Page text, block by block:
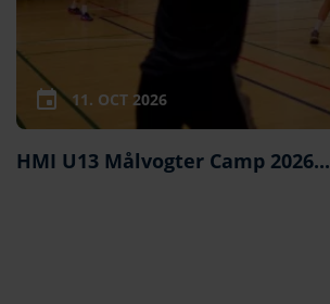
11. OCT 2026
HMI U13 Målvogter Camp 2026...